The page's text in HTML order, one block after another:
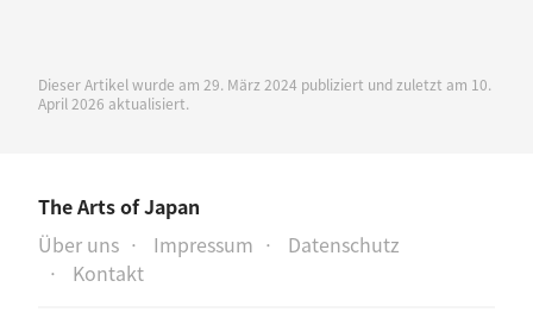
Dieser Artikel wurde am 29. März 2024 publiziert und zuletzt am 10.
April 2026 aktualisiert.
The Arts of Japan
Über uns
Impressum
Datenschutz
Kontakt